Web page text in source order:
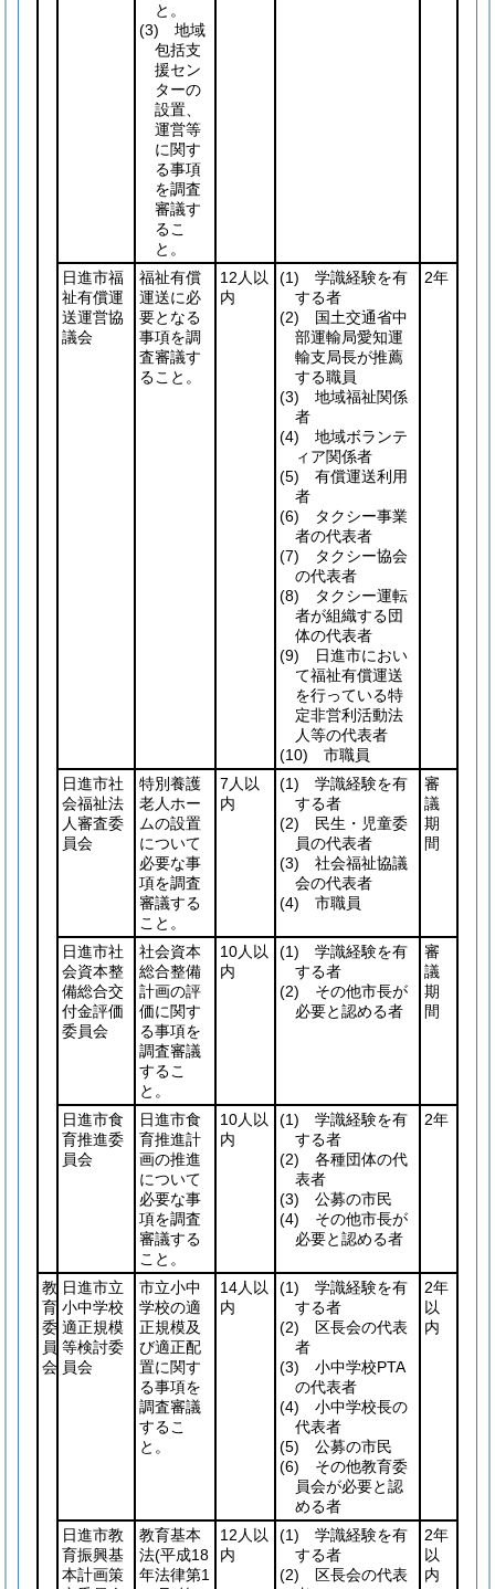
と。
(3) 地域
包括支
援セン
ターの
設置、
運営等
に関す
る事項
を調査
審議す
るこ
と。
日進市福
祉有償運
送運営協
議会
福祉有償
運送に必
要となる
事項を調
査審議す
ること。
12人以
内
(1) 学識経験を有
する者
(2) 国土交通省中
部運輸局愛知運
輸支局長が推薦
する職員
(3) 地域福祉関係
者
(4) 地域ボランテ
ィア関係者
(5) 有償運送利用
者
(6) タクシー事業
者の代表者
(7) タクシー協会
の代表者
(8) タクシー運転
者が組織する団
体の代表者
(9) 日進市におい
て福祉有償運送
を行っている特
定非営利活動法
人等の代表者
(10) 市職員
2年
日進市社
会福祉法
人審査委
員会
特別養護
老人ホー
ムの設置
について
必要な事
項を調査
審議する
こと。
7人以
内
(1) 学識経験を有
する者
(2) 民生・児童委
員の代表者
(3) 社会福祉協議
会の代表者
(4) 市職員
審
議
期
間
日進市社
会資本整
備総合交
付金評価
委員会
社会資本
総合整備
計画の評
価に関す
る事項を
調査審議
するこ
と。
10人以
内
(1) 学識経験を有
する者
(2) その他市長が
必要と認める者
審
議
期
間
日進市食
育推進委
員会
日進市食
育推進計
画の推進
について
必要な事
項を調査
審議する
こと。
10人以
内
(1) 学識経験を有
する者
(2) 各種団体の代
表者
(3) 公募の市民
(4) その他市長が
必要と認める者
2年
教
育
委
員
会
日進市立
小中学校
適正規模
等検討委
員会
市立小中
学校の適
正規模及
び適正配
置に関す
る事項を
調査審議
するこ
と。
14人以
内
(1) 学識経験を有
する者
(2) 区長会の代表
者
(3) 小中学校PTA
の代表者
(4) 小中学校長の
代表者
(5) 公募の市民
(6) その他教育委
員会が必要と認
める者
2年
以
内
日進市教
育振興基
本計画策
教育基本
法(平成18
年法律第1
12人以
内
(1) 学識経験を有
する者
(2) 区長会の代表
2年
以
内